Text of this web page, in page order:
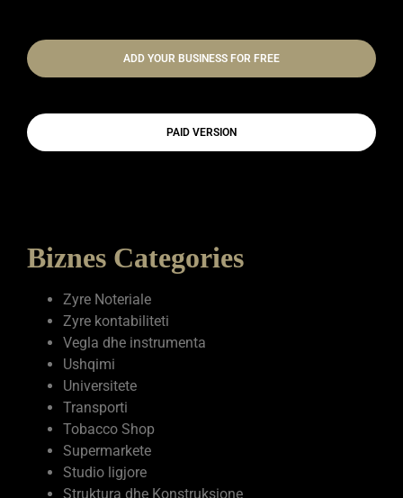
Zyre Noteriale
Zyre kontabiliteti
Vegla dhe instrumenta
Ushqimi
Universitete
Transporti
Tobacco Shop
Supermarkete
Studio ligjore
Struktura dhe Konstruksione
Sporti
Shkolla te mesme private